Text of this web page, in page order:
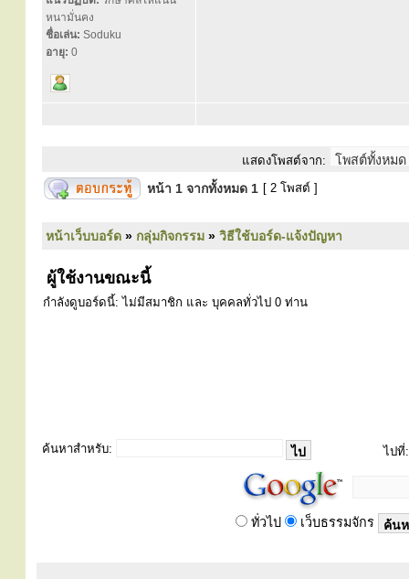
หนามั่นคง
ชื่อเล่น: Soduku
อายุ: 0
แสดงโพสต์จาก:
หน้า 1 จากทั้งหมด 1 [ 2 โพสต์ ]
หน้าเว็บบอร์ด » กลุ่มกิจกรรม » วิธีใช้บอร์ด-แจ้งปัญหา
ผู้ใช้งานขณะนี้
กำลังดูบอร์ดนี้: ไม่มีสมาชิก และ บุคคลทั่วไป 0 ท่าน
ค้นหาสำหรับ: ไปที่:
ทั่วไป เว็บธรรมจักร